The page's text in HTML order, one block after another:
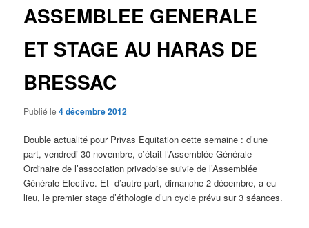
ASSEMBLEE GENERALE
ET STAGE AU HARAS DE
BRESSAC
Publié le4 décembre 2012
Double actualité pour Privas Equitation cette semaine : d’une
part, vendredi 30 novembre, c’était l’Assemblée Générale
Ordinaire de l’association privadoise suivie de l’Assemblée
Générale Elective. Et d’autre part, dimanche 2 décembre, a eu
lieu, le premier stage d’éthologie d’un cycle prévu sur 3 séances.